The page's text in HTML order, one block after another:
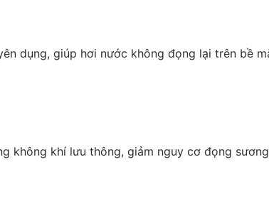
dụng, giúp hơi nước không đọng lại trên bề
không khí lưu thông, giảm nguy cơ đọng